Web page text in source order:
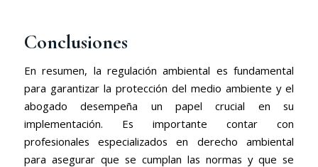
Conclusiones
En resumen, la regulación ambiental es fundamental
para garantizar la protección del medio ambiente y el
abogado desempeña un papel crucial en su
implementación. Es importante contar con
profesionales especializados en derecho ambiental
para asegurar que se cumplan las normas y que se